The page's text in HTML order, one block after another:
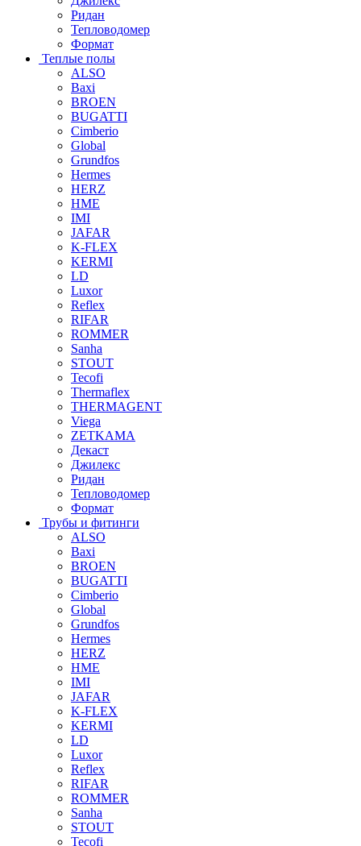
Ридан
Тепловодомер
Формат
Теплые полы
ALSO
Baxi
BROEN
BUGATTI
Cimberio
Global
Grundfos
Hermes
HERZ
HME
IMI
JAFAR
K-FLEX
KERMI
LD
Luxor
Reflex
RIFAR
ROMMER
Sanha
STOUT
Tecofi
Thermaflex
THERMAGENT
Viega
ZETKAMA
Декаст
Джилекс
Ридан
Тепловодомер
Формат
Трубы и фитинги
ALSO
Baxi
BROEN
BUGATTI
Cimberio
Global
Grundfos
Hermes
HERZ
HME
IMI
JAFAR
K-FLEX
KERMI
LD
Luxor
Reflex
RIFAR
ROMMER
Sanha
STOUT
Tecofi